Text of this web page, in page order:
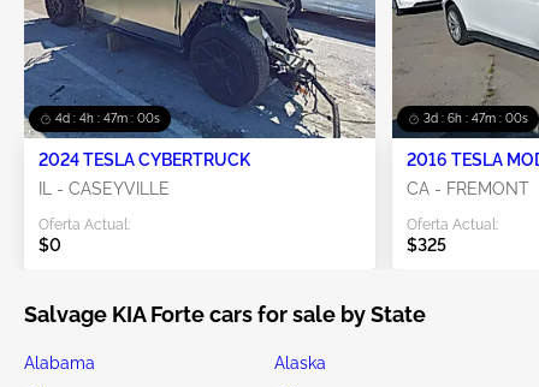
4d : 4h : 46m : 59s
2024 TESLA CYBERTRUCK
IL - CASEYVILLE
Oferta Actual:
$0
3d : 6h : 46m : 59s
2016 TESLA
CA - FREMONT
Oferta Actual:
$325
Salvage KIA Forte cars for sale by State
Alabama
Alaska